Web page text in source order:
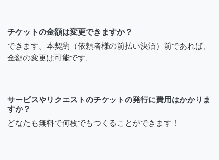
チケットの金額は変更できますか？
できます。本契約（依頼者様の前払い決済）前であれば、
金額の変更は可能です。
サービスやリクエストのチケットの発行に費用はかかりま
すか？
どなたも無料で何枚でもつくることができます！